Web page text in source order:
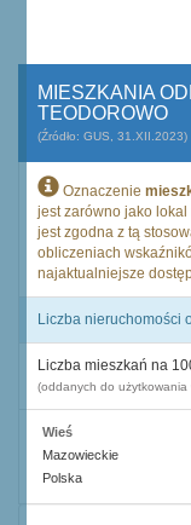
MIESZKANIA
TEODOROWO
(Źródło: GUS, 31.XII.2023)
Oznaczenie
jest zarówno jako
jest zgodna z tą
obliczeniach
najaktualniejsze
Liczba nieruchomości
Liczba mieszkań na
(oddanych do użytkowania
Wieś
Mazowieckie
Polska